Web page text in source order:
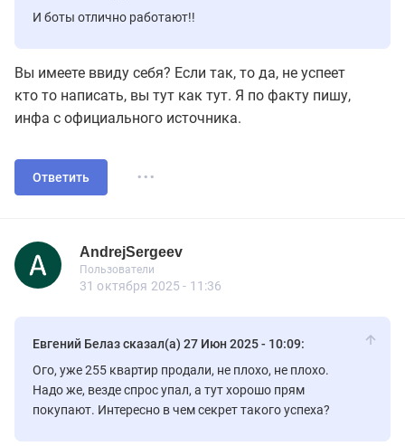
И боты отлично работают!!
Вы имеете ввиду себя? Если так, то да, не успеет
кто то написать, вы тут как тут. Я по факту пишу,
инфа с официального источника.
Ответить ...
AndrejSergeev
AndrejSergeev
Пользователи
Новичок
Пользователи
2 сообщений
31 октября 2025 - 11:36
Евгений Белаз сказал(а) 27 Июн 2025 - 10:09:
Ого, уже 255 квартир продали, не плохо, не плохо.
Надо же, везде спрос упал, а тут хорошо прям
покупают. Интересно в чем секрет такого успеха?